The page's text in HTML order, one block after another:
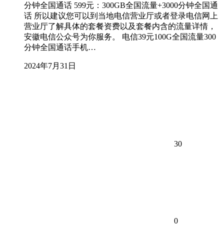
分钟全国通话 599元：300GB全国流量+3000分钟全国通
话 所以建议您可以到当地电信营业厅或者登录电信网上
营业厅了解具体的套餐资费以及套餐内含的流量详情，
安徽电信公众号为你服务。 电信39元100G全国流量300
分钟全国通话手机…
2024年7月31日
30
0